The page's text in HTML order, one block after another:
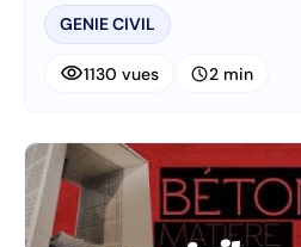
GENIE CIVIL
visibility1130 vues schedule2 min